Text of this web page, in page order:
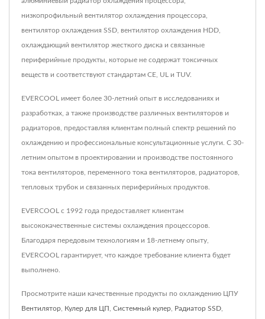
низкопрофильный вентилятор охлаждения процессора,
вентилятор охлаждения SSD, вентилятор охлаждения HDD,
охлаждающий вентилятор жесткого диска и связанные
периферийные продукты, которые не содержат токсичных
веществ и соответствуют стандартам CE, UL и TUV.
EVERCOOL имеет более 30-летний опыт в исследованиях и
разработках, а также производстве различных вентиляторов и
радиаторов, предоставляя клиентам полный спектр решений по
охлаждению и профессиональные консультационные услуги. С 30-
летним опытом в проектировании и производстве постоянного
тока вентиляторов, переменного тока вентиляторов, радиаторов,
тепловых трубок и связанных периферийных продуктов.
EVERCOOL с 1992 года предоставляет клиентам
высококачественные системы охлаждения процессоров.
Благодаря передовым технологиям и 18-летнему опыту,
EVERCOOL гарантирует, что каждое требование клиента будет
выполнено.
Просмотрите наши качественные продукты по охлаждению ЦПУ
Вентилятор Кулер для ЦП Системный кулер Радиатор SSD